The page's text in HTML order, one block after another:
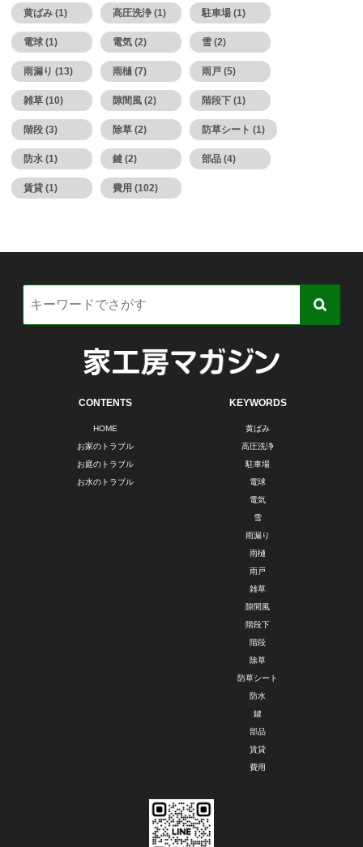
黄ばみ (1) 高圧洗浄 (1) 駐車場 (1)
電球 (1) 電気 (2) 雪 (2)
雨漏り (13) 雨樋 (7) 雨戸 (5)
雑草 (10) 隙間風 (2) 階段下 (1)
階段 (3) 除草 (2) 防草シート (1)
防水 (1) 鍵 (2) 部品 (4)
賃貸 (1) 費用 (102)
CONTENTS
HOME
お家のトラブル
お庭のトラブル
お水のトラブル
KEYWORDS
黄ばみ
高圧洗浄
駐車場
電球
電気
雪
雨漏り
雨樋
雨戸
雑草
隙間風
階段下
階段
除草
防草シート
防水
鍵
部品
賃貸
費用